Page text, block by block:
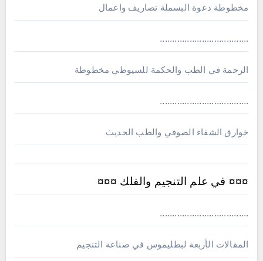
مخطوطة دعوة البسملة تصاريف واعمال
....................................
الرحمة في الطب والحكمة للسيوطي مخطوطة
....................................
خوارق الشفاء الصوفي والطب الحديث
¤¤¤ في علم التنجيم والفلك ¤¤¤
....................................
المقالات الأربعة لبطليموس في صناعة التنجيم